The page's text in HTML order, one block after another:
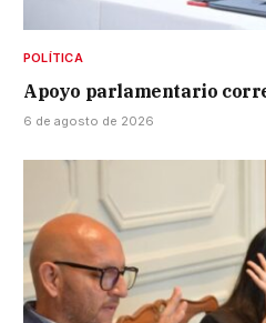
POLÍTICA
Apoyo parlamentario
6 de agosto de 2026